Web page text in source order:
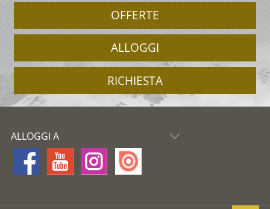
OFFERTE
ALLOGGI
RICHIESTA
ALLOGGI A